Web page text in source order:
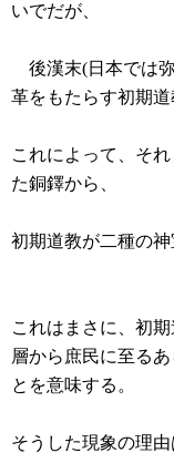
いでだが、
後漢末(日本では
革をもたらす初期道
これによって、そ
た銅鐸から、
初期道教が二種の神
これはまさに、初
層から庶民に至る
とを意味する。
そうした現象の理